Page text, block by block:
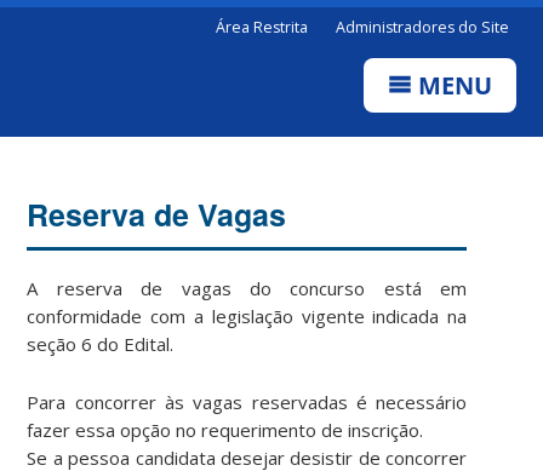
Área Restrita Administradores do Site
MENU
Reserva de Vagas
A reserva de vagas do concurso está em
conformidade com a legislação vigente indicada na
seção 6 do Edital.
Para concorrer às vagas reservadas é necessário
fazer essa opção no requerimento de inscrição.
Se a pessoa candidata desejar desistir de concorrer